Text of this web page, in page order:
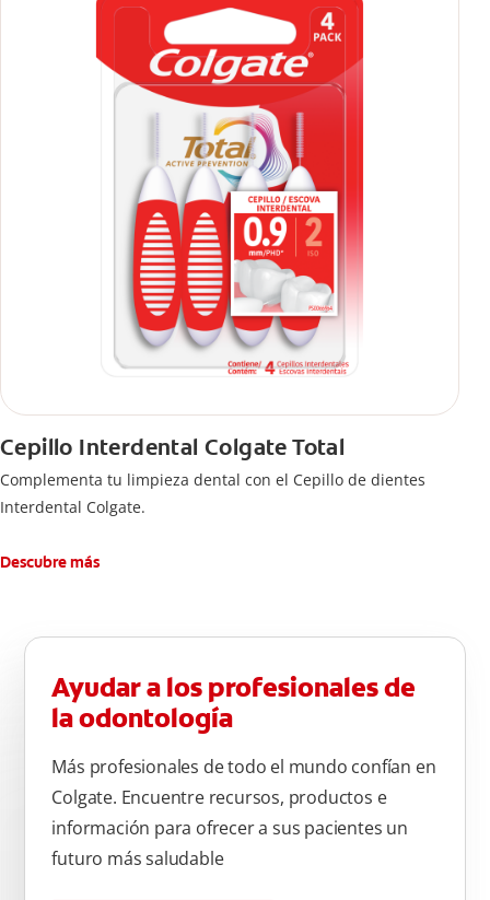
Cepillo Interdental Colgate Total
Complementa tu limpieza dental con el Cepillo de dientes
Interdental Colgate.
Descubre más
Ayudar a los profesionales de
la odontología
Más profesionales de todo el mundo confían en
Colgate. Encuentre recursos, productos e
información para ofrecer a sus pacientes un
futuro más saludable